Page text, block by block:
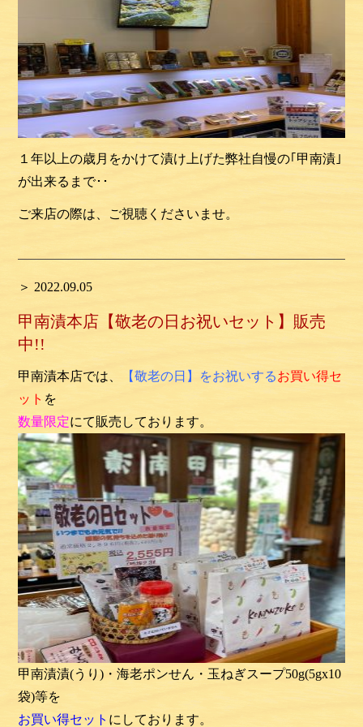
１年以上の歳月をかけて漬け上げた弊社自慢の｢甲南漬｣
が出来るまで･･
ご来店の際は、ご視聴くださいませ。
＞ 2022.09.05
甲南漬本店【敬老の日お祝いセット】販売
中!!
甲南漬本店では、 【敬老の日】をお祝いするお買い得セ
ット を
数量限定にて販売しております。
甲南漬漬(うり)・海老ポンせん・玉ねぎスープ50g(5gx10
袋)等を
お買い得セット にしております。